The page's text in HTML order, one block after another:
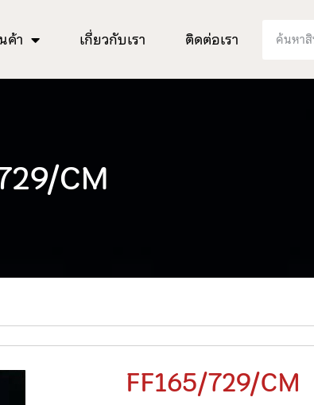
ค้า เกี่ยวกับเรา ติดต่อเรา
CM
FF165/729/CM